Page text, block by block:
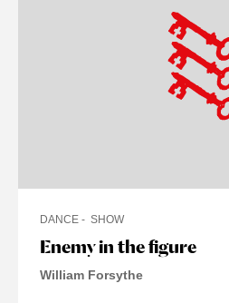
Enemy in the figure
DANCE SHOW
William Forsythe